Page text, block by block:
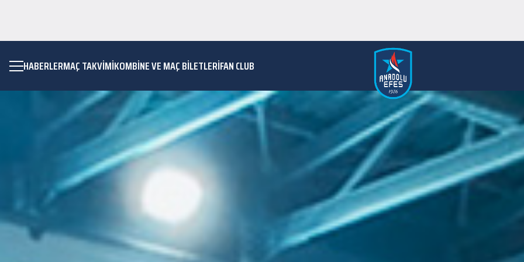
HABERLERMAÇ TAKVIMIKOMBİNE VE MAÇ BİLETLERİFAN CLUB